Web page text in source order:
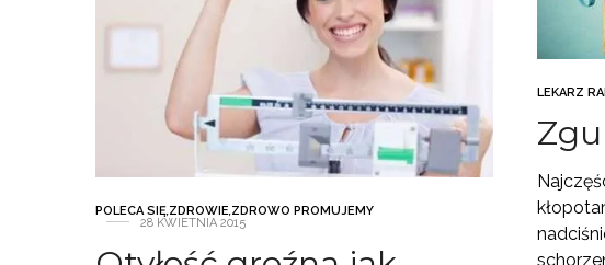
LEKARZ
POLECA SIĘ,ZDROWIE,ZDROWO PROMUJEMY
28 KWIETNIA 2015